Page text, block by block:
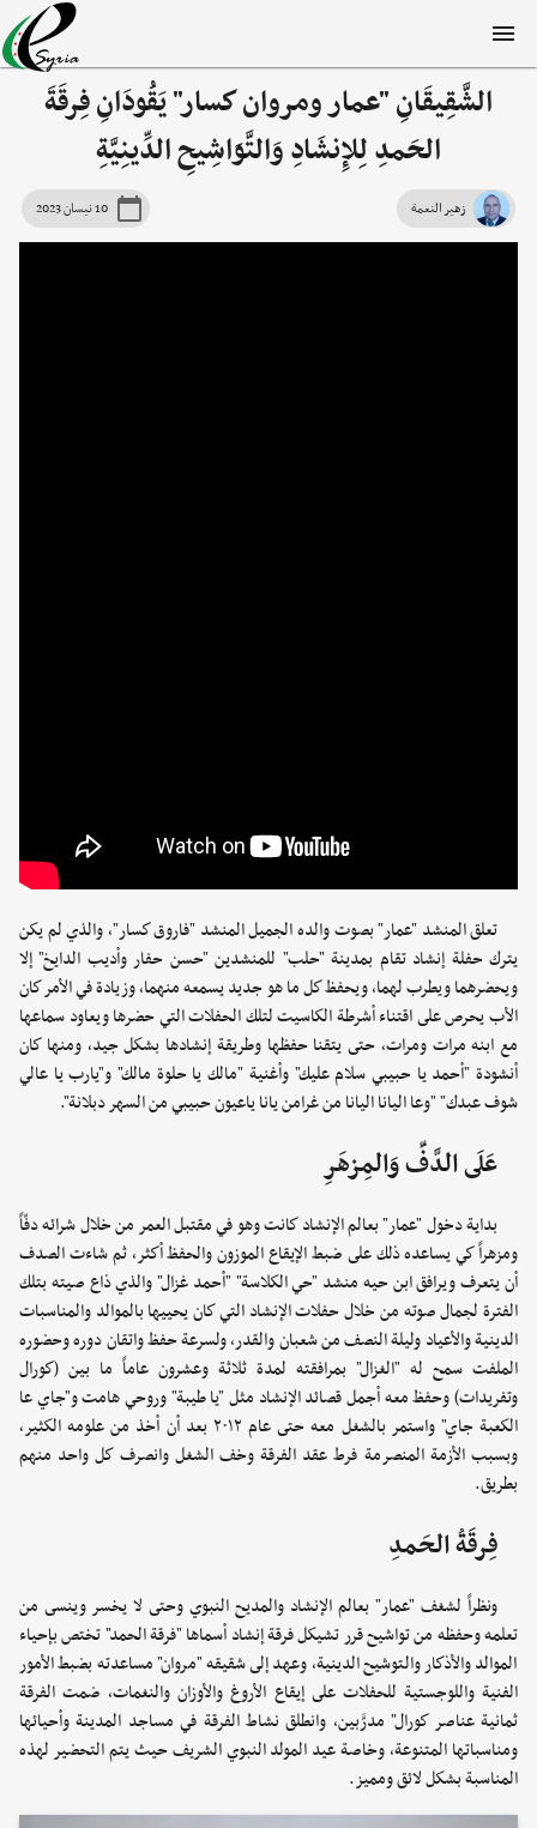
الشَّقِيقَانِ "عمار ومروان كسار" يَقُودَانِ فِرقَةَ
الحَمدِ لِلإِنشَادِ وَالتَّوَاشِيحِ الدِّينِيَّةِ
زهير النعمة 10 نيسان 2023
تعلق المنشد "عمار" بصوت والده الجميل المنشد "فاروق كسار"، والذي لم يكن
يترك حفلة إنشاد تقام بمدينة "حلب" للمنشدين "حسن حفار وأديب الدايخ" إلا
ويحضرهما ويطرب لهما، ويحفظ كل ما هو جديد يسمعه منهما، وزيادة في الأمر كان
الأب يحرص على اقتناء أشرطة الكاسيت لتلك الحفلات التي حضرها ويعاود سماعها
مع ابنه مرات ومرات، حتى يتقنا حفظها وطريقة إنشادها بشكل جيد، ومنها كان
أنشودة "أحمد يا حبيبي سلام عليك" وأغنية "مالك يا حلوة مالك" و"يارب يا عالي
شوف عبدك" "وعا اليانا اليانا من غرامن يانا ياعيون حبيبي من السهر دبلانة".
عَلَى الدَّفِّ وَالمِزهَرِ
بداية دخول "عمار" بعالم الإنشاد كانت وهو في مقتبل العمر من خلال شرائه دفّاً
ومزهراً كي يساعده ذلك على ضبط الإيقاع الموزون والحفظ أكثر، ثم شاءت الصدف
أن يتعرف ويرافق ابن حيه منشد "حي الكلاسة" "أحمد غزال" والذي ذاع صيته بتلك
الفترة لجمال صوته من خلال حفلات الإنشاد التي كان يحييها بالموالد والمناسبات
الدينية والأعياد وليلة النصف من شعبان والقدر، ولسرعة حفظ واتقان دوره وحضوره
الملفت سمح له "الغزال" بمرافقته لمدة ثلاثة وعشرون عاماً ما بين (كورال
وتفريدات) وحفظ معه أجمل قصائد الإنشاد مثل "يا طيبة" وروحي هامت و"جاي عا
الكعبة جاي" واستمر بالشغل معه حتى عام ٢٠١٢ بعد أن أخذ من علومه الكثير،
وبسبب الأزمة المنصرمة فرط عقد الفرقة وخف الشغل وانصرف كل واحد منهم
بطريق.
فِرقَةُ الحَمدِ
ونظراً لشغف "عمار" بعالم الإنشاد والمديح النبوي وحتى لا يخسر وينسى من
تعلمه وحفظه من تواشيح قرر تشيكل فرقة إنشاد أسماها "فرقة الحمد" تختص بإحياء
الموالد والأذكار والتوشيح الدينية، وعهد إلى شقيقه "مروان" مساعدته بضبط الأمور
الفنية واللوجستية للحفلات على إيقاع الأروغ والأوزان والنغمات، ضمت الفرقة
ثمانية عناصر كورال" مدرَّبين، وانطلق نشاط الفرقة في مساجد المدينة وأحيائها
ومناسباتها المتنوعة، وخاصة عيد المولد النبوي الشريف حيث يتم التحضير لهذه
المناسبة بشكل لائق ومميز.